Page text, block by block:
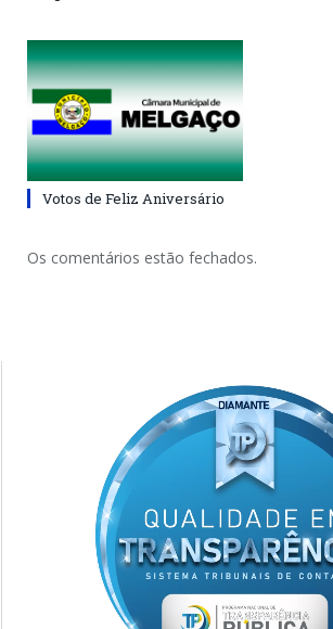
Votos de Feliz Aniversário
Os comentários estão fechados.